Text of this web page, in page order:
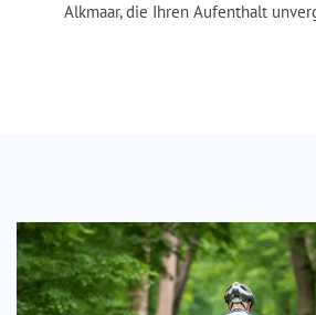
Alkmaar, die Ihren Aufenthalt